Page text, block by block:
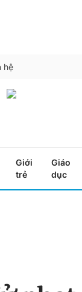
hệ
Giới
trẻ
Giáo
dục